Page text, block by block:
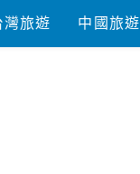
灣旅遊 中國旅遊